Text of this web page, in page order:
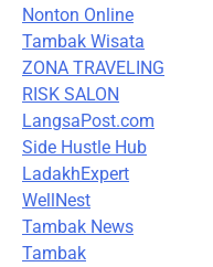
Nonton Online
Tambak Wisata
ZONA TRAVELING
RISK SALON
LangsaPost.com
Side Hustle Hub
LadakhExpert
WellNest
Tambak News
Tambak